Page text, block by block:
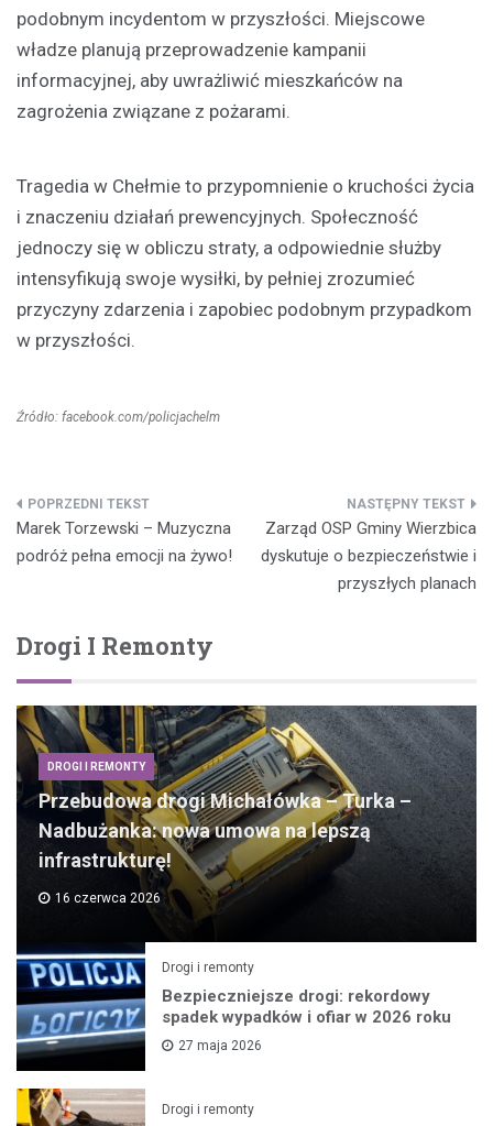
podobnym incydentom w przyszłości. Miejscowe
władze planują przeprowadzenie kampanii
informacyjnej, aby uwrażliwić mieszkańców na
zagrożenia związane z pożarami.
Tragedia w Chełmie to przypomnienie o kruchości życia
i znaczeniu działań prewencyjnych. Społeczność
jednoczy się w obliczu straty, a odpowiednie służby
intensyfikują swoje wysiłki, by pełniej zrozumieć
przyczyny zdarzenia i zapobiec podobnym przypadkom
w przyszłości.
Źródło: facebook.com/policjachelm
Nawigacja
wpisu
Marek Torzewski – Muzyczna
podróż pełna emocji na żywo!
Zarząd OSP Gminy Wierzbica
dyskutuje o bezpieczeństwie i
przyszłych planach
Drogi I Remonty
DROGI I REMONTY
Przebudowa drogi Michałówka – Turka –
Nadbużanka: nowa umowa na lepszą
infrastrukturę!
16 czerwca 2026
Drogi i remonty
Bezpieczniejsze drogi: rekordowy
spadek wypadków i ofiar w 2026 roku
27 maja 2026
Drogi i remonty